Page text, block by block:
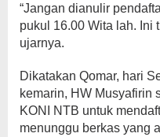
“Jangan dianulir
pukul 16.00 Wita lah. Ini
ujarnya.
Dikatakan Qomar, hari
kemarin, HW Musyafirin
KONI NTB untuk
menunggu berkas yang